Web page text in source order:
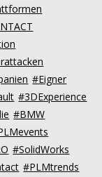
#Eigner
#3DExperience
#BMW
#SolidWorks
#PLMtrends